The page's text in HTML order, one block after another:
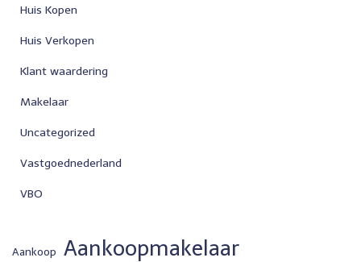
Huis Kopen
Huis Verkopen
Klant waardering
Makelaar
Uncategorized
Vastgoednederland
VBO
Aankoop Aankoopmakelaar